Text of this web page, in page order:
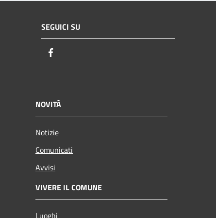
SEGUICI SU
NOVITÀ
Notizie
Comunicati
Avvisi
VIVERE IL COMUNE
Luoghi